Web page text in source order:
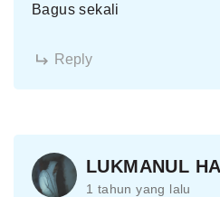
Bagus sekali
Reply
LUKMANUL
1 tahun yang lalu